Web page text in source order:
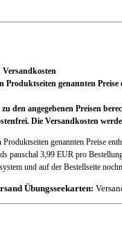
Versandkosten
Produktseiten genannten
den angegebenen Preisen
Die Versandkosten
Produktseiten genannten Preise
pauschal 3,99 EUR pro
und auf der Bestellseite
Übungsseekarten: